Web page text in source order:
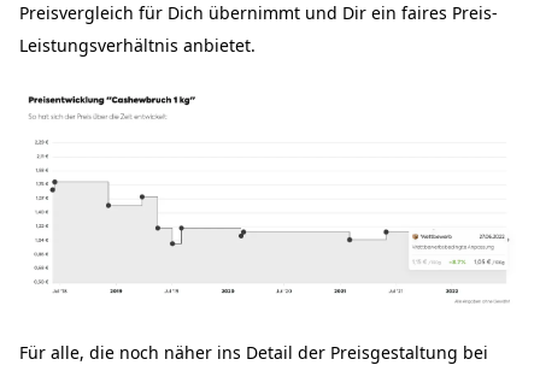
Preisvergleich für Dich übernimmt und Dir ein faires Preis-
Leistungsverhältnis anbietet.
Für alle, die noch näher ins Detail der Preisgestaltung bei